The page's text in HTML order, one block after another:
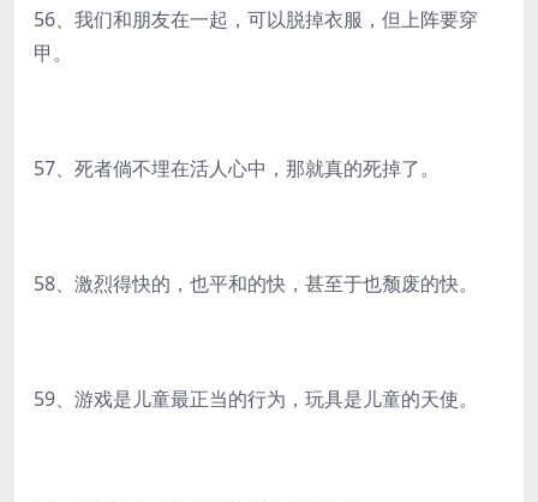
56、我们和朋友在一起，可以脱掉衣服，但上阵要穿
甲。
57、死者倘不埋在活人心中，那就真的死掉了。
58、激烈得快的，也平和的快，甚至于也颓废的快。
59、游戏是儿童最正当的行为，玩具是儿童的天使。